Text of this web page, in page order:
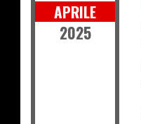
APRILE
2025